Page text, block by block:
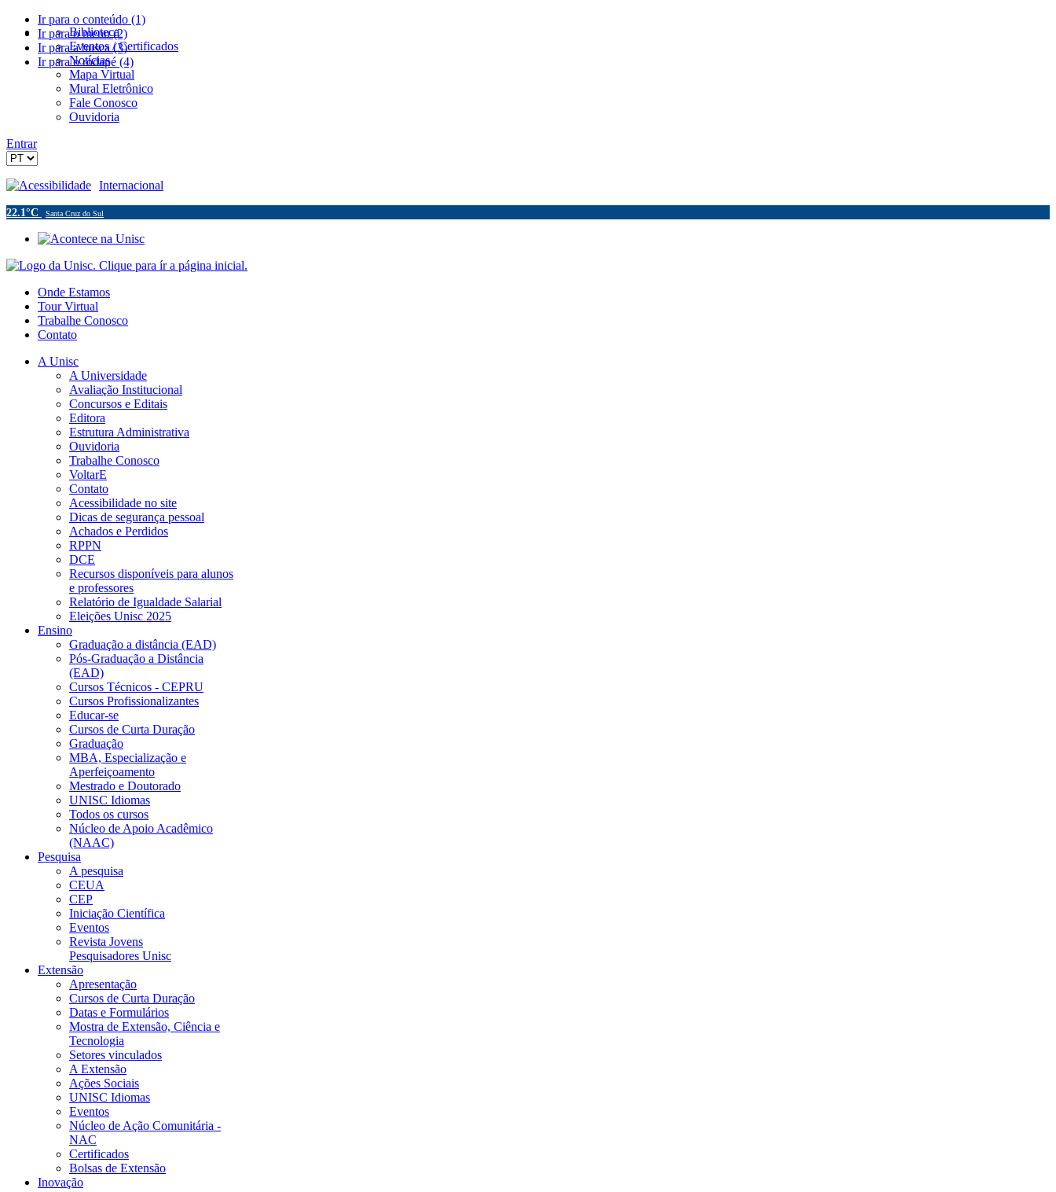
Ir para o conteúdo (1)
Ir para o menu (2)
Ir para a busca (3)
Ir para o rodapé (4)
Biblioteca
Eventos / Certificados
Notícias
Mapa Virtual
Mural Eletrônico
Fale Conosco
Ouvidoria
Entrar
Acessibilidade Internacional
22.1°C Santa Cruz do Sul
Onde Estamos
Tour Virtual
Trabalhe Conosco
Contato
A Unisc
A Universidade
Avaliação Institucional
Concursos e Editais
Editora
Estrutura Administrativa
Ouvidoria
Trabalhe Conosco
VoltarE
Contato
Acessibilidade no site
Dicas de segurança pessoal
Achados e Perdidos
RPPN
DCE
Recursos disponíveis para alunos
e professores
Relatório de Igualdade Salarial
Eleições Unisc 2025
Ensino
Graduação a distância (EAD)
Pós-Graduação a Distância
(EAD)
Cursos Técnicos - CEPRU
Cursos Profissionalizantes
Educar-se
Cursos de Curta Duração
Graduação
MBA, Especialização e
Aperfeiçoamento
Mestrado e Doutorado
UNISC Idiomas
Todos os cursos
Núcleo de Apoio Acadêmico
(NAAC)
Pesquisa
A pesquisa
CEUA
CEP
Iniciação Científica
Eventos
Revista Jovens
Pesquisadores Unisc
Extensão
Apresentação
Cursos de Curta Duração
Datas e Formulários
Mostra de Extensão, Ciência e
Tecnologia
Setores vinculados
A Extensão
Ações Sociais
UNISC Idiomas
Eventos
Núcleo de Ação Comunitária -
NAC
Certificados
Bolsas de Extensão
Inovação